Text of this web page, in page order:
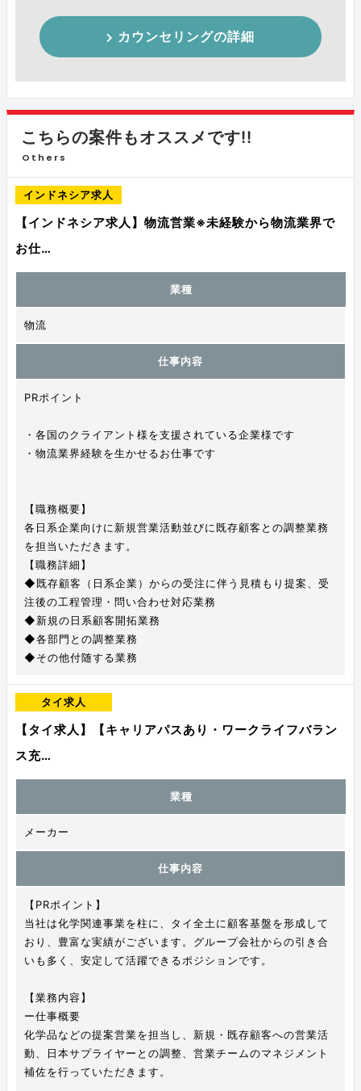
カウンセリングの詳細
こちらの案件もオススメです!!
Others
インドネシア求人
【インドネシア求人】物流営業※未経験から物流業界で
お仕…
業種
物流
仕事内容
PRポイント
・各国のクライアント様を支援されている企業様です
・物流業界経験を生かせるお仕事です
【職務概要】
各日系企業向けに新規営業活動並びに既存顧客との調整業務
を担当いただきます。
【職務詳細】
◆既存顧客（日系企業）からの受注に伴う見積もり提案、受
注後の工程管理・問い合わせ対応業務
◆新規の日系顧客開拓業務
◆各部門との調整業務
◆その他付随する業務
タイ求人
【タイ求人】【キャリアパスあり・ワークライフバラン
ス充…
業種
メーカー
仕事内容
【PRポイント】
当社は化学関連事業を柱に、タイ全土に顧客基盤を形成して
おり、豊富な実績がございます。グループ会社からの引き合
いも多く、安定して活躍できるポジションです。
【業務内容】
ー仕事概要
化学品などの提案営業を担当し、新規・既存顧客への営業活
動、日本サプライヤーとの調整、営業チームのマネジメント
補佐を行っていただきます。